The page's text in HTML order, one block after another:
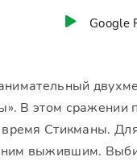
Google
В этом сражении
Стикманы.
выжившим.